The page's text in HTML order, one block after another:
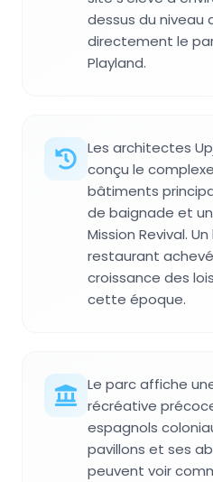
dessus du niveau
directement le
Playland.
Les architectes
conçu le
bâtiments
de baignade et
Mission Revival.
restaurant
croissance des
cette époque.
Le parc affiche
récréative
espagnols
pavillons et ses
peuvent voir